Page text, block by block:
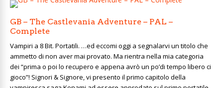
GB – The Castlevania Adventure – PAL –
Complete
Vampiri a 8 Bit. Portatili. …ed eccomi oggi a segnalarvi un titolo che
ammetto di non aver mai provato. Ma rientra nella mia categoria
dei “prima o poi lo recupero e appena avrò un po’di tempo libero ci
gioco”! Signori & Signore, vi presento il primo capitolo della